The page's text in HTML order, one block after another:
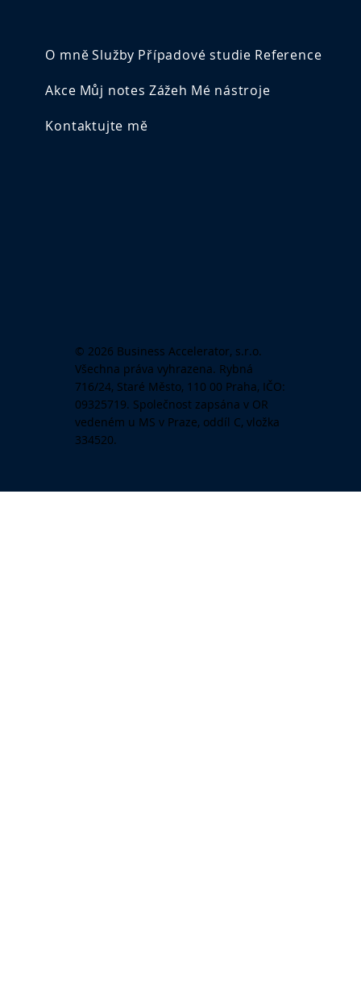
© 2026 Business Accelerator, s.r.o.
Všechna práva vyhrazena. Rybná
716/24, Staré Město, 110 00 Praha, IČO:
09325719. Společnost zapsána v OR
vedeném u MS v Praze, oddíl C, vložka
334520.
O mně Služby Případové studie Reference
Akce Můj notes Zážeh Mé nástroje
Kontaktujte mě